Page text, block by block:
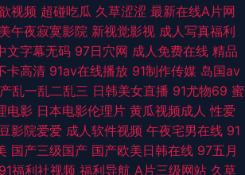
91 婷婷永久免费 91网站 福利视频导航网址 蜜穴国
人天堂a片 91茄子 九九肏肏 亚洲性爱欧美 久久9热
sss 福利社123 日本人妻熟妇 白洁小晶
视频 超碰吃瓜 久草涩涩 最新在线A片网
午夜寂寞影院 新视觉影视 成人写真福利
文字幕无码 97日穴网 成人免费在线 精品
卡高清 91av在线播放 91制作传媒 岛国av
乱一乱二乱三 日韩美女直播 91尤物69 蜜
电影 日本电影伦理片 黄瓜视频成人 性爱
影院爱爱 成人软件视频 午夜宅男在线 91
国产三级国产 国产欧美日韩在线 97五月
91福利社视频 福利导航 A片三级网站 久草